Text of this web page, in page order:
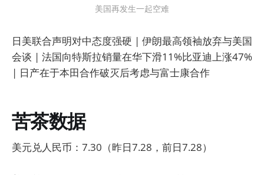
美国再发生一起空难
日美联合声明对中态度强硬 | 伊朗最高领袖放弃与美国
会谈 | 法国向特斯拉销量在华下滑11%比亚迪上涨47%
| 日产在于本田合作破灭后考虑与富士康合作
苦茶数据
美元兑人民币：7.30（昨日7.28，前日7.28）